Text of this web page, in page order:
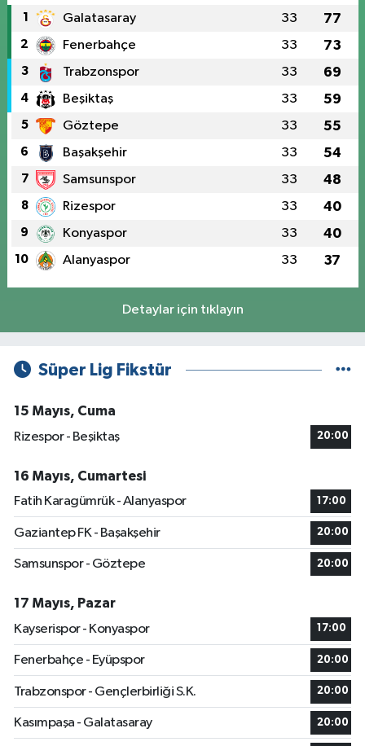
1 Galatasaray 33 77
2 Fenerbahçe 33 73
3 Trabzonspor 33 69
4 Beşiktaş 33 59
5 Göztepe 33 55
6 Başakşehir 33 54
7 Samsunspor 33 48
8 Rizespor 33 40
9 Konyaspor 33 40
10 Alanyaspor 33 37
Detaylar için tıklayın
Süper Lig Fikstür
15 Mayıs, Cuma
Rizespor - Beşiktaş
20:00
16 Mayıs, Cumartesi
Fatih Karagümrük - Alanyaspor
17:00
Gaziantep FK - Başakşehir 20:00
Samsunspor - Göztepe 20:00
17 Mayıs, Pazar
Kayserispor - Konyaspor
17:00
Fenerbahçe - Eyüpspor 20:00
Trabzonspor - Gençlerbirliği S.K. 20:00
Kasımpaşa - Galatasaray 20:00